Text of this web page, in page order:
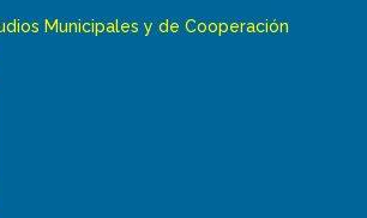
Municipales y de Cooperación